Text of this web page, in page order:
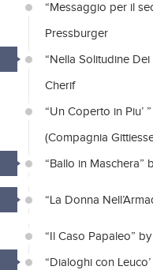
“Messaggio per il
Pressburger
“Nella Solitudine
Cherif
“Un Coperto in Piu’
(Compagnia
“Ballo in Maschera”
“La Donna
“Il Caso Papaleo”
“Dialoghi con